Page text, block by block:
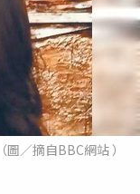
／摘自BBC網站 ）